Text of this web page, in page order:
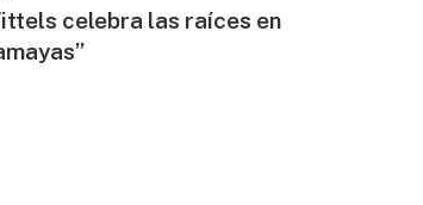
celebra las raíces en